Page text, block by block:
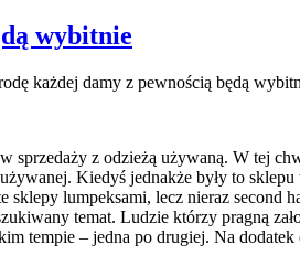
wybitnie
każdej damy z pewnością będą
z odzieżą używaną. W tej
Kiedyś jednakże były to
lumpeksami, lecz nieraz second
temat. Ludzie którzy pragną
tempie – jedna po drugiej. Na